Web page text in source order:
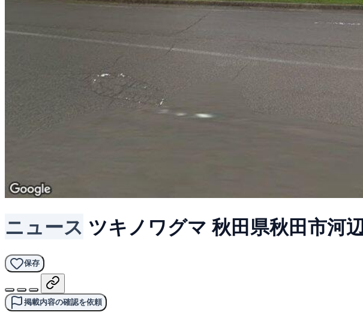
ニュース ツキノワグマ 秋田県秋田市河
保存
掲載内容の確認を依頼